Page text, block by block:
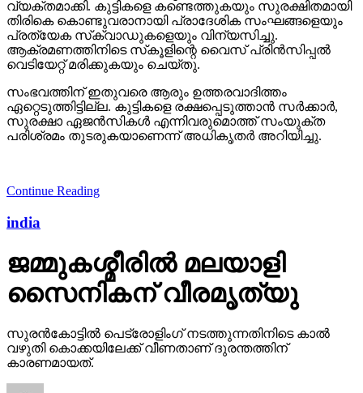
വ്യക്തമാക്കി. കുട്ടികളെ കണ്ടെത്തുകയും സുരക്ഷിതമായി
തിരികെ കൊണ്ടുവരാനായി പ്രാദേശിക സംഘങ്ങളെയും
പ്രത്യേക സ്‌ക്വാഡുകളെയും വിന്യസിച്ചു.
ആക്രമണത്തിനിടെ സ്‌കൂളിന്റെ വൈസ് പ്രിന്‍സിപ്പല്‍
വെടിയേറ്റ് മരിക്കുകയും ചെയ്തു.
സംഭവത്തിന് ഇതുവരെ ആരും ഉത്തരവാദിത്തം
ഏറ്റെടുത്തിട്ടില്ല. കുട്ടികളെ രക്ഷപ്പെടുത്താന്‍ സര്‍ക്കാര്‍,
സുരക്ഷാ ഏജന്‍സികള്‍ എന്നിവരുമൊത്ത് സംയുക്ത
പരിശ്രമം തുടരുകയാണെന്ന് അധികൃതര്‍ അറിയിച്ചു.
Continue Reading
india
ജമ്മുകശ്മീരില്‍ മലയാളി
സൈനികന് വീരമൃത്യു
സുരന്‍കോട്ടില്‍ പെട്രോളിംഗ് നടത്തുന്നതിനിടെ കാല്‍
വഴുതി കൊക്കയിലേക്ക് വീണതാണ് ദുരന്തത്തിന്
കാരണമായത്.